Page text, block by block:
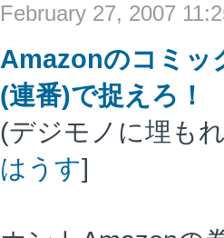
February 27, 2007
Amazonのコミッ
(連番)で捉えろ！
(デジモノに埋も
はうす]